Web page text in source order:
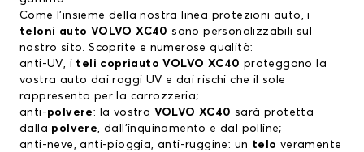
Come l’insieme della nostra linea protezioni auto, i
teloni auto VOLVO XC40 sono personalizzabili sul
nostro sito. Scoprite e numerose qualità:
anti-UV, i teli copriauto VOLVO XC40 proteggono la
vostra auto dai raggi UV e dai rischi che il sole
rappresenta per la carrozzeria;
anti-polvere: la vostra VOLVO XC40 sarà protetta
dalla polvere, dall’inquinamento e dal polline;
anti-neve, anti-pioggia, anti-ruggine: un telo veramente